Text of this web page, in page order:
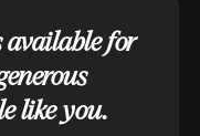
available for
like you.